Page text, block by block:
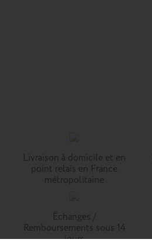
Livraison à domicile et en
point relais en France
métropolitaine
Échanges /
Remboursements sous 14
jours